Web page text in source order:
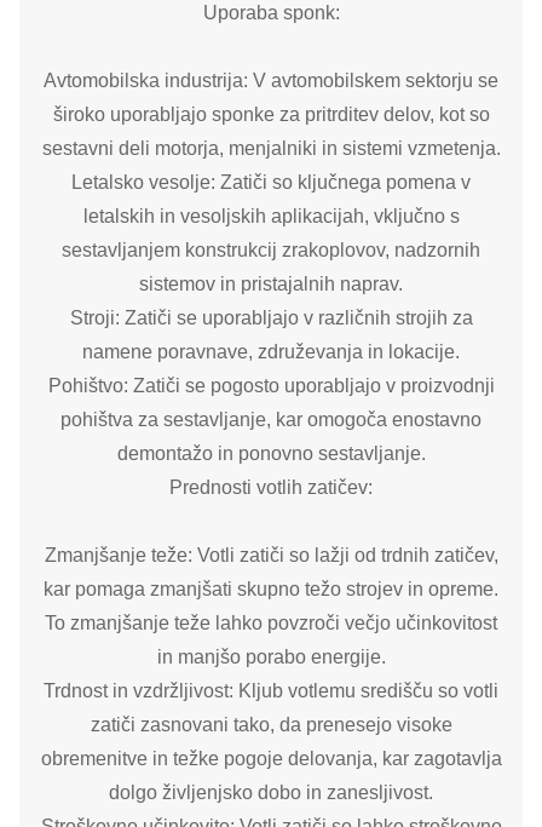
Uporaba sponk:
Avtomobilska industrija: V avtomobilskem sektorju se
široko uporabljajo sponke za pritrditev delov, kot so
sestavni deli motorja, menjalniki in sistemi vzmetenja.
Letalsko vesolje: Zatiči so ključnega pomena v
letalskih in vesoljskih aplikacijah, vključno s
sestavljanjem konstrukcij zrakoplovov, nadzornih
sistemov in pristajalnih naprav.
Stroji: Zatiči se uporabljajo v različnih strojih za
namene poravnave, združevanja in lokacije.
Pohištvo: Zatiči se pogosto uporabljajo v proizvodnji
pohištva za sestavljanje, kar omogoča enostavno
demontažo in ponovno sestavljanje.
Prednosti votlih zatičev:
Zmanjšanje teže: Votli zatiči so lažji od trdnih zatičev,
kar pomaga zmanjšati skupno težo strojev in opreme.
To zmanjšanje teže lahko povzroči večjo učinkovitost
in manjšo porabo energije.
Trdnost in vzdržljivost: Kljub votlemu središču so votli
zatiči zasnovani tako, da prenesejo visoke
obremenitve in težke pogoje delovanja, kar zagotavlja
dolgo življenjsko dobo in zanesljivost.